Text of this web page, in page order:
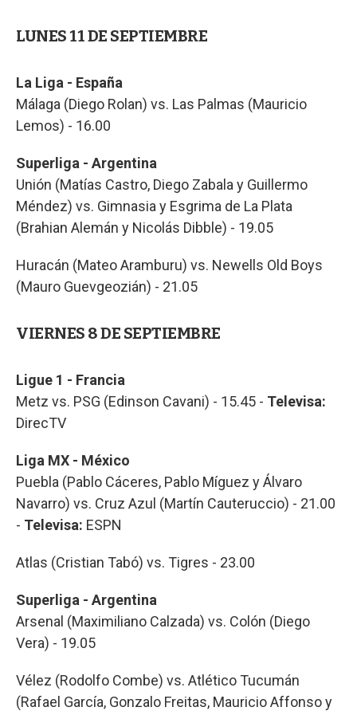
LUNES 11 DE SEPTIEMBRE
La Liga - España
Málaga (Diego Rolan) vs. Las Palmas (Mauricio
Lemos) - 16.00
Superliga - Argentina
Unión (Matías Castro, Diego Zabala y Guillermo
Méndez) vs. Gimnasia y Esgrima de La Plata
(Brahian Alemán y Nicolás Dibble) - 19.05
Huracán (Mateo Aramburu) vs. Newells Old Boys
(Mauro Guevgeozián) - 21.05
VIERNES 8 DE SEPTIEMBRE
Ligue 1 - Francia
Metz vs. PSG (Edinson Cavani) - 15.45 - Televisa:
DirecTV
Liga MX - México
Puebla (Pablo Cáceres, Pablo Míguez y Álvaro
Navarro) vs. Cruz Azul (Martín Cauteruccio) - 21.00
- Televisa: ESPN
Atlas (Cristian Tabó) vs. Tigres - 23.00
Superliga - Argentina
Arsenal (Maximiliano Calzada) vs. Colón (Diego
Vera) - 19.05
Vélez (Rodolfo Combe) vs. Atlético Tucumán
(Rafael García, Gonzalo Freitas, Mauricio Affonso y